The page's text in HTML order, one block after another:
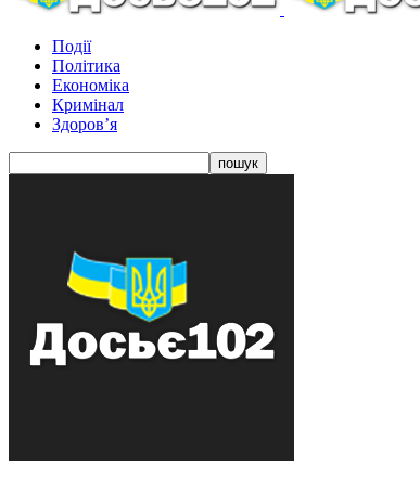
Події
Політика
Економіка
Кримінал
Здоров’я